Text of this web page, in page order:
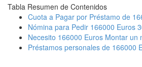
Tabla Resumen de Contenidos
Cuota a Pagar por Préstamo de
Nómina para Pedir 166000 Euros
Necesito 166000 Euros Montar un
Préstamos personales de 166000